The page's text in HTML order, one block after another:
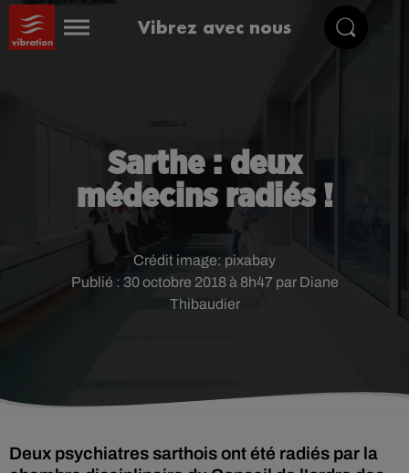
Vibrez avec nous
Sarthe : deux
médecins radiés !
Publié : 30 octobre 2018 à 8h47 par Diane
Thibaudier
Crédit image: pixabay
Deux psychiatres sarthois ont été radiés par la